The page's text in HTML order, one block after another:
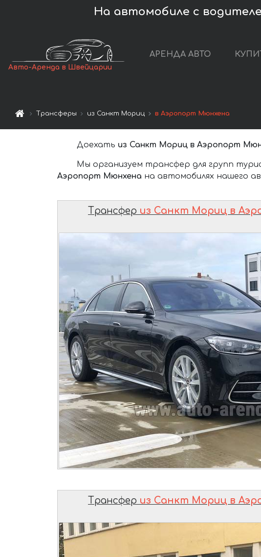
На автомобиле с
Авто-Аренда в Швейцарии
АРЕНДА АВТО
Трансферы из Санкт Мориц в Аэропорт Мюнхена
Доехать из Санкт Мориц в Аэропорт
Мы организуем трансфер для групп
Аэропорт Мюнхена на автомобилях нашего
Трансфер из Санкт Мориц в
Трансфер из Санкт Мориц в